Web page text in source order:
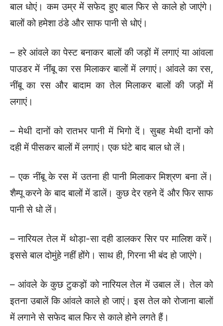
बाल धोएं। कम उम्र में सफेद हुए बाल फिर से काले हो जाएंगे।
बालों को हमेशा ठंडे और साफ पानी से धोएं।
– हरे आंवले का पेस्ट बनाकर बालों की जड़ों में लगाएं या आंवला
पाउडर में नींबू का रस मिलाकर बालों में लगाएं। आंवले का रस,
नींबू का रस और बादाम का तेल मिलाकर बालों की जड़ों में
लगाएं।
– मेथी दानों को रातभर पानी में भिगो दें। सुबह मेथी दानों को
दही में पीसकर बालों में लगाएं। एक घंटे बाद बाल धो लें।
– एक नींबू के रस में उतना ही पानी मिलाकर मिश्रण बना लें।
शैम्पू करने के बाद बालों में डालें। कुछ देर रहने दें और फिर साफ
पानी से धो लें।
– नारियल तेल में थोड़ा-सा दही डालकर सिर पर मालिश करें।
इससे बाल दोमुंहे नहीं होंगे। साथ ही, गिरना भी बंद हो जाएंगे।
– आंवले के कुछ टुकड़ों को नारियल तेल में उबाल लें। तेल को
इतना उबालें कि आंवले काले हो जाएं। इस तेल को रोजाना बालों
में लगाने से सफेद बाल फिर से काले होने लगते हैं।